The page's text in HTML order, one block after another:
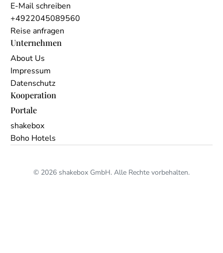
E-Mail schreiben
+4922045089560
Reise anfragen
Unternehmen
About Us
Impressum
Datenschutz
Kooperation
Portale
shakebox
Boho Hotels
© 2026 shakebox GmbH. Alle Rechte vorbehalten.